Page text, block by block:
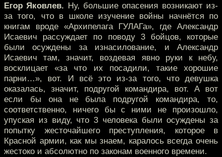
Егор Яковлев. Ну, большие опасения возникают из-
за того, что в школе изучение войны начнётся по
книгам вроде «Архипелага ГУЛАГа», где Александр
Исаевич рассуждает по поводу 3 бойцов, которые
были осуждены за изнасилование, и Александр
Исаевич там, значит, воздевая явно руки к небу,
восклицает «за что их посадили, такие хорошие
парни…», вот. И всё это из-за того, что девушка
оказалась, значит, подругой командира, вот. А вот
если бы она не была подругой командира, то,
соответственно, ничего бы с ними не произошло,
упуская из виду, что 3 человека были осуждены за
попытку жесточайшего преступления, которое в
Красной армии, как мы знаем, каралось всегда очень
жестоко и абсолютно по законам военного времени.